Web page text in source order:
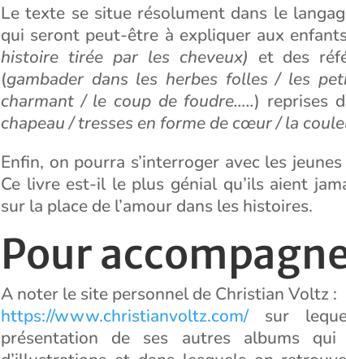
Le texte se situe résolument dans le
qui seront peut-être à expliquer aux
histoire tirée par les cheveux) et des
(gambader dans les herbes folles / les
charmant / le coup de foudre…..) reprises
chapeau / tresses en forme de cœur / la
Enfin, on pourra s’interroger avec les
Ce livre est-il le plus génial qu’ils aient
sur la place de l’amour dans les histoires.
Pour
A noter le site personnel de Christian Voltz :
https://www.christianvoltz.com/sur
présentation de ses autres albums